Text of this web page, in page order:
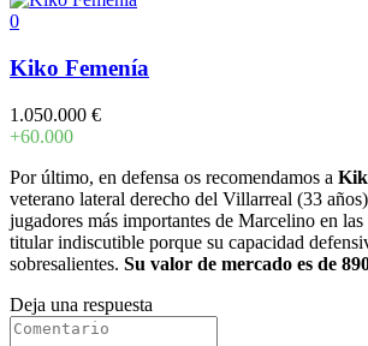
0
Kiko Femenía
1.050.000 €
+60.000
Por último, en defensa os recomendamos a
veterano lateral derecho del Villarreal (33
jugadores más importantes de Marcelino en
titular indiscutible porque su capacidad
sobresalientes. Su valor de mercado es de
Deja una respuesta